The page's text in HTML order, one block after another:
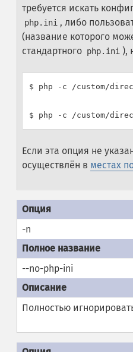
требуется искать
php.ini , либо
(название которого
стандартного php.ini ),
$ php -c /custom/
Если эта опция не
осуществлён в местах
-n
--no-php-ini
Полностью